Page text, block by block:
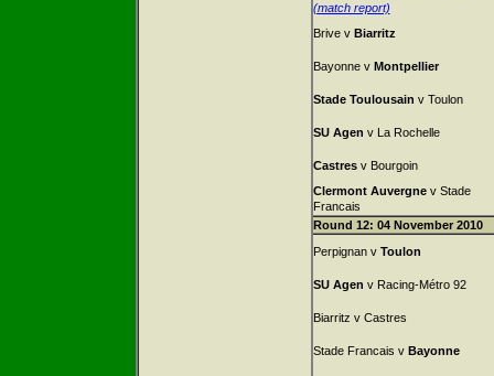
(match report)
Brive v Biarritz
Bayonne v Montpellier
Stade Toulousain v Toulon
SU Agen v La Rochelle
Castresv Bourgoin
Clermont Auvergnev Stade
Francais
Round 12: 04 November 2010
Perpignan v Toulon
SU Agen v Racing-Métro 92
Biarritz v Castres
Stade Francais v Bayonne